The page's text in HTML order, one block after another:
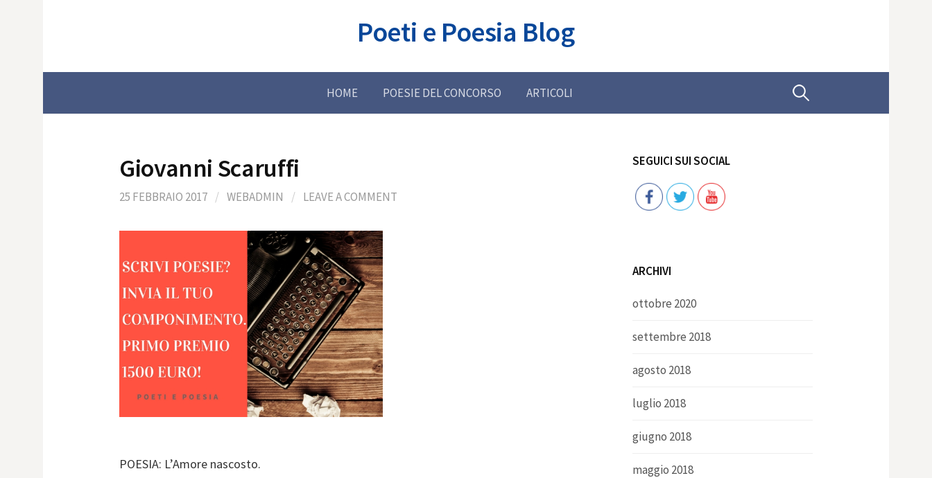
Poeti e Poesia Blog
HOME POESIE DEL CONCORSO ARTICOLI Ricerca
Giovanni Scaruffi
25 FEBBRAIO 2017 / WEBADMIN / LEAVE A COMMENT
POESIA: L’Amore nascosto.
SEGUICI SUI SOCIAL
Follow
ARCHIVI
ottobre 2020
settembre 2018
agosto 2018
luglio 2018
giugno 2018
maggio 2018